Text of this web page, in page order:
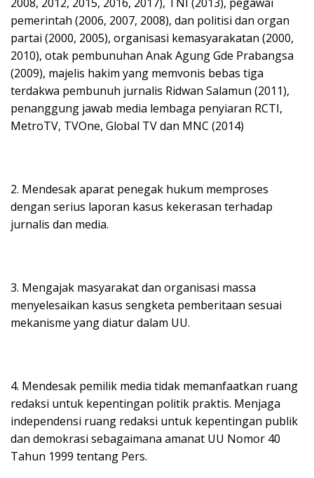
2008, 2012, 2015, 2016, 2017), TNI (2013), pegawai
pemerintah (2006, 2007, 2008), dan politisi dan organ
partai (2000, 2005), organisasi kemasyarakatan (2000,
2010), otak pembunuhan Anak Agung Gde Prabangsa
(2009), majelis hakim yang memvonis bebas tiga
terdakwa pembunuh jurnalis Ridwan Salamun (2011),
penanggung jawab media lembaga penyiaran RCTI,
MetroTV, TVOne, Global TV dan MNC (2014)
2. Mendesak aparat penegak hukum memproses
dengan serius laporan kasus kekerasan terhadap
jurnalis dan media.
3. Mengajak masyarakat dan organisasi massa
menyelesaikan kasus sengketa pemberitaan sesuai
mekanisme yang diatur dalam UU.
4. Mendesak pemilik media tidak memanfaatkan ruang
redaksi untuk kepentingan politik praktis. Menjaga
independensi ruang redaksi untuk kepentingan publik
dan demokrasi sebagaimana amanat UU Nomor 40
Tahun 1999 tentang Pers.